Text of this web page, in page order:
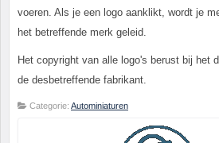
voeren. Als je een logo aanklikt, wordt je
het betreffende merk geleid.
Het copyright van alle logo's berust bij het
de desbetreffende fabrikant.
Categorie: Autominiaturen